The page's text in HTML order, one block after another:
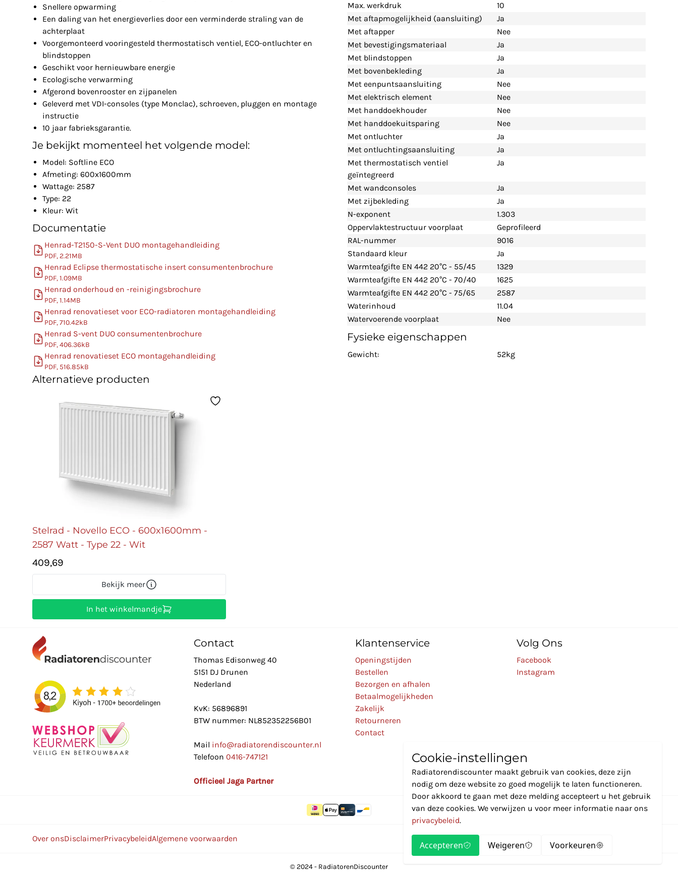
Snellere opwarming
Een daling van het energieverlies door een verminderde straling van de
achterplaat
Voorgemonteerd vooringesteld thermostatisch ventiel, ECO-ontluchter en
blindstoppen
Geschikt voor hernieuwbare energie
Ecologische verwarming
Afgerond bovenrooster en zijpanelen
Geleverd met VDI-consoles (type Monclac), schroeven, pluggen en montage
instructie
10 jaar fabrieksgarantie.
Je bekijkt momenteel het volgende model:
Model: Softline ECO
Afmeting: 600x1600mm
Wattage: 2587
Type: 22
Kleur: Wit
Documentatie
Henrad-T2150-S-Vent DUO montagehandleiding
PDF, 2.21MB
Henrad Eclipse thermostatische insert consumentenbrochure
PDF, 1.09MB
Henrad onderhoud en -reinigingsbrochure
PDF, 1.14MB
Henrad renovatieset voor ECO-radiatoren montagehandleiding
PDF, 710.42kB
Henrad S-vent DUO consumentenbrochure
PDF, 406.36kB
Henrad renovatieset ECO montagehandleiding
PDF, 516.85kB
Max. werkdruk
10
Met aftapmogelijkheid (aansluiting)
Ja
Met aftapper
Nee
Met bevestigingsmateriaal
Ja
Met blindstoppen
Ja
Met bovenbekleding
Ja
Met eenpuntsaansluiting
Nee
Met elektrisch element
Nee
Met handdoekhouder
Nee
Met handdoekuitsparing
Nee
Met ontluchter
Ja
Met ontluchtingsaansluiting
Ja
Met thermostatisch ventiel
geïntegreerd
Ja
Met wandconsoles
Ja
Met zijbekleding
Ja
N-exponent
1.303
Oppervlaktestructuur voorplaat
Geprofileerd
RAL-nummer
9016
Standaard kleur
Ja
Warmteafgifte EN 442 20°C - 55/45
1329
Warmteafgifte EN 442 20°C - 70/40
1625
Warmteafgifte EN 442 20°C - 75/65
2587
Waterinhoud
11.04
Watervoerende voorplaat
Nee
Fysieke eigenschappen
Gewicht: 52kg
Alternatieve producten
Stelrad - Novello ECO - 600x1600mm -
2587 Watt - Type 22 - Wit
409,69
Bekijk meer
In het winkelmandje
Contact
Thomas Edisonweg 40
5151 DJ Drunen
Nederland
KvK: 56896891
BTW nummer: NL852352256B01
Mail info@radiatorendiscounter.nl
Telefoon 0416-747121
Officieel Jaga Partner
Klantenservice
Openingstijden
Bestellen
Bezorgen en afhalen
Betaalmogelijkheden
Zakelijk
Retourneren
Contact
Volg Ons
Facebook
Instagram
Over onsDisclaimerPrivacybeleidAlgemene voorwaarden
© 2024 - RadiatorenDiscounter
Cookie-instellingen
Radiatorendiscounter maakt gebruik van cookies, deze zijn
nodig om deze website zo goed mogelijk te laten functioneren.
Door akkoord te gaan met deze melding accepteert u het gebruik
van deze cookies. We verwijzen u voor meer informatie naar ons
privacybeleid.
Accepteren Weigeren Voorkeuren